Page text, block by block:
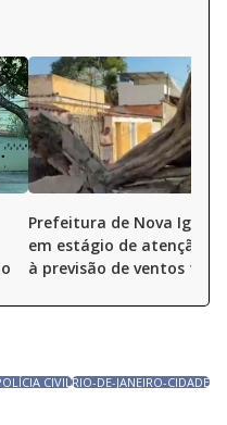
Prefeitura de Nova
em estágio de atenção
à previsão de ventos
CIVILRIO-DE-JANEIRO-CIDADE